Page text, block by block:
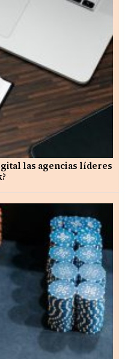
las agencias líderes